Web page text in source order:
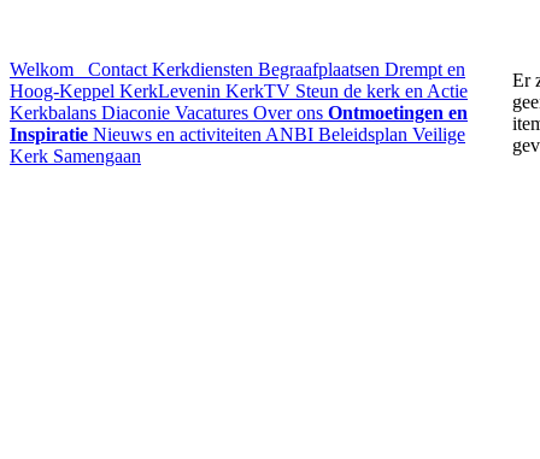
Welkom Contact Kerkdiensten Begraafplaatsen Drempt en
Hoog-Keppel KerkLevenin KerkTV Steun de kerk en Actie
Kerkbalans Diaconie Vacatures Over ons Ontmoetingen en
Inspiratie Nieuws en activiteiten ANBI Beleidsplan Veilige
Kerk Samengaan
Er